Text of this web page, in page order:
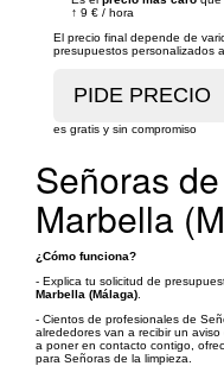
↑ 9 € / hora
El precio final depende de
presupuestos personalizados
es gratis y sin compromiso
Señoras
Marbella
¿Cómo funciona?
- Explica tu solicitud de
Marbella (Málaga)
- Cientos de profesionales de
alrededores van a recibir un
a poner en contacto contigo,
para Señoras de la limpieza.